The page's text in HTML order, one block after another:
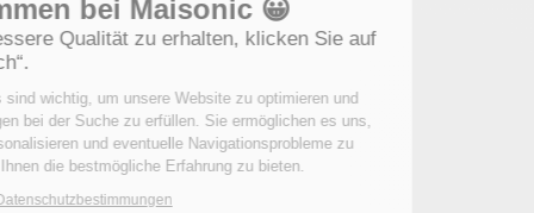
Willkommen bei Maisonic 😀
Um eine bessere Qualität zu erhalten, klicken Sie auf
„OK für mich“.
Diese Cookies sind wichtig, um unsere Website zu optimieren und
Ihre Erwartungen bei der Suche zu erfüllen. Sie ermöglichen es uns,
Inhalte zu personalisieren und eventuelle Navigationsprobleme zu
erkennen, um Ihnen die bestmögliche Erfahrung zu bieten.
Lesen Sie die Datenschutzbestimmungen